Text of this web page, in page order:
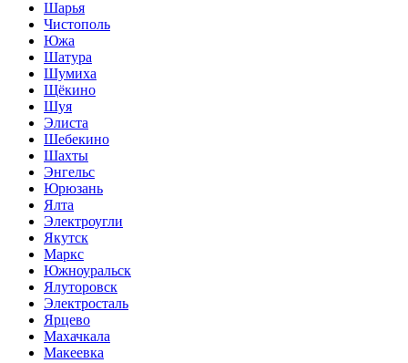
Шарья
Чистополь
Южа
Шатура
Шумиха
Щёкино
Шуя
Элиста
Шебекино
Шахты
Энгельс
Юрюзань
Ялта
Электроугли
Якутск
Маркс
Южноуральск
Ялуторовск
Электросталь
Ярцево
Махачкала
Макеевка